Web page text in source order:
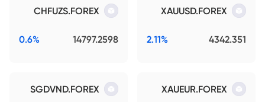
XAUUSD.FOREX
4342.351
2.11%
CHFUZS.FOREX
14797.2598
0.6%
XAUEUR.FOREX
SGDVND.FOREX